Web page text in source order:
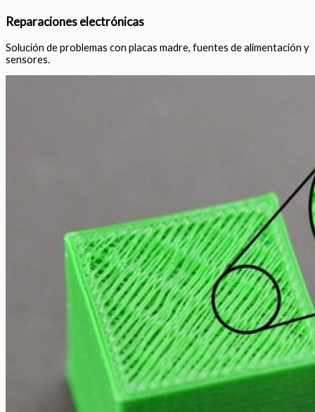
Reparaciones electrónicas
Solución de problemas con placas madre, fuentes de alimentación y
sensores.